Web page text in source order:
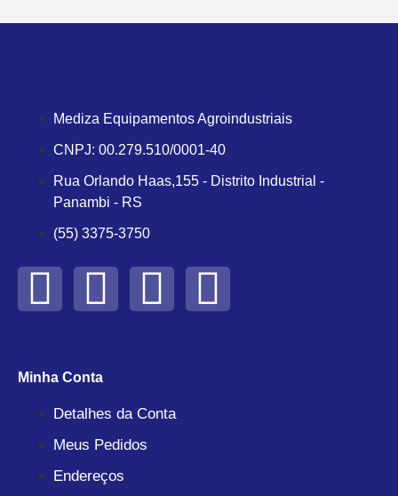
Mediza Equipamentos Agroindustriais
CNPJ: 00.279.510/0001-40
Rua Orlando Haas,155 - Distrito Industrial -
Panambi - RS
(55) 3375-3750
Minha Conta
Detalhes da Conta
Meus Pedidos
Endereços